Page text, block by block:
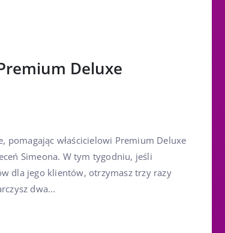
Deluxe
pomagając właścicielowi Premium Deluxe
Simeona. W tym tygodniu, jeśli
dla jego klientów, otrzymasz trzy razy
dwa...